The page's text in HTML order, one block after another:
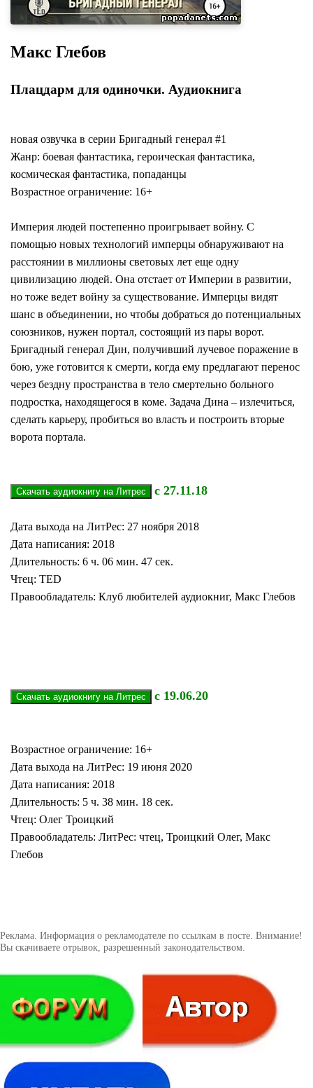
Макс Глебов
Плацдарм для одиночки. Аудиокнига
новая озвучка в серии Бригадный генерал #1
Жанр: боевая фантастика, героическая фантастика,
космическая фантастика, попаданцы
Возрастное ограничение: 16+
Империя людей постепенно проигрывает войну. С
помощью новых технологий имперцы обнаруживают на
расстоянии в миллионы световых лет еще одну
цивилизацию людей. Она отстает от Империи в развитии,
но тоже ведет войну за существование. Имперцы видят
шанс в объединении, но чтобы добраться до потенциальных
союзников, нужен портал, состоящий из пары ворот.
Бригадный генерал Дин, получивший лучевое поражение в
бою, уже готовится к смерти, когда ему предлагают перенос
через бездну пространства в тело смертельно больного
подростка, находящегося в коме. Задача Дина – излечиться,
сделать карьеру, пробиться во власть и построить вторые
ворота портала.
с 27.11.18
Дата выхода на ЛитРес: 27 ноября 2018
Дата написания: 2018
Длительность: 6 ч. 06 мин. 47 сек.
Чтец: TED
Правообладатель: Клуб любителей аудиокниг, Макс Глебов
с 19.06.20
Возрастное ограничение: 16+
Дата выхода на ЛитРес: 19 июня 2020
Дата написания: 2018
Длительность: 5 ч. 38 мин. 18 сек.
Чтец: Олег Троицкий
Правообладатель: ЛитРес: чтец, Троицкий Олег, Макс
Глебов
Реклама. Информация о рекламодателе по ссылкам в посте. Внимание!
Вы скачиваете отрывок, разрешенный законодательством.